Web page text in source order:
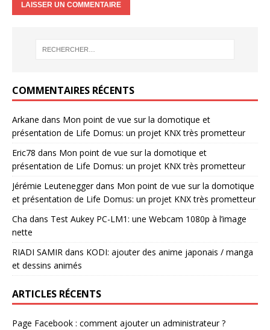
COMMENTAIRES RÉCENTS
Arkane dans Mon point de vue sur la domotique et
présentation de Life Domus: un projet KNX très prometteur
Eric78 dans Mon point de vue sur la domotique et
présentation de Life Domus: un projet KNX très prometteur
Jérémie Leuteneggerdans Mon point de vue sur la domotique
et présentation de Life Domus: un projet KNX très prometteur
Cha dans Test Aukey PC-LM1: une Webcam 1080p à l’image
nette
RIADI SAMIR dans KODI: ajouter des anime japonais / manga
et dessins animés
ARTICLES RÉCENTS
Page Facebook : comment ajouter un administrateur ?